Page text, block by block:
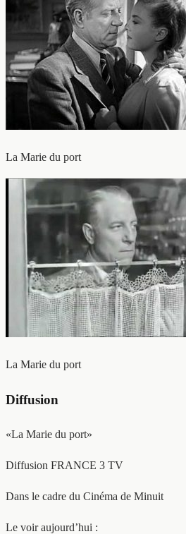
La Marie du port
La Marie du port
Diffusion
«La Marie du port»
Diffusion FRANCE 3 TV
Dans le cadre du Cinéma de Minuit
Le voir aujourd’hui :